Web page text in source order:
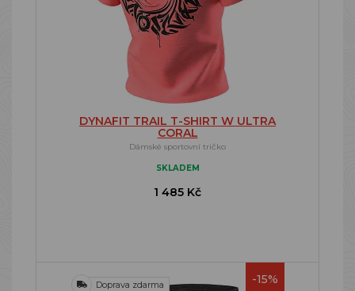
DYNAFIT TRAIL T-SHIRT W ULTRA
CORAL
Dámské sportovní tričko
SKLADEM
1 485 Kč
-15%
Doprava zdarma